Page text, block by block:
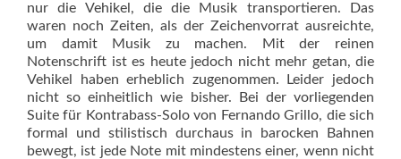
nur die Vehikel, die die Musik transportieren. Das
waren noch Zeiten, als der Zeichenvorrat ausreichte,
um damit Musik zu machen. Mit der reinen
Notenschrift ist es heute jedoch nicht mehr getan, die
Vehikel haben erheblich zugenommen. Leider jedoch
nicht so einheitlich wie bisher. Bei der vorliegenden
Suite für Kontrabass-Solo von Fernando Grillo, die sich
formal und stilistisch durchaus in barocken Bahnen
bewegt, ist jede Note mit mindestens einer, wenn nicht